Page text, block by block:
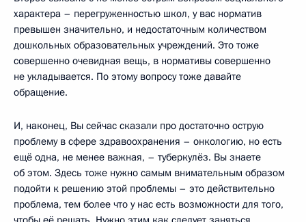
характера – перегруженностью школ, у вас норматив
превышен значительно, и недостаточным количеством
дошкольных образовательных учреждений. Это тоже
совершенно очевидная вещь, в нормативы совершенно
не укладывается. По этому вопросу тоже давайте
обращение.
И, наконец, Вы сейчас сказали про достаточно острую
проблему в сфере здравоохранения – онкологию, но есть
ещё одна, не менее важная, – туберкулёз. Вы знаете
об этом. Здесь тоже нужно самым внимательным образом
подойти к решению этой проблемы – это действительно
проблема, тем более что у нас есть возможности для того,